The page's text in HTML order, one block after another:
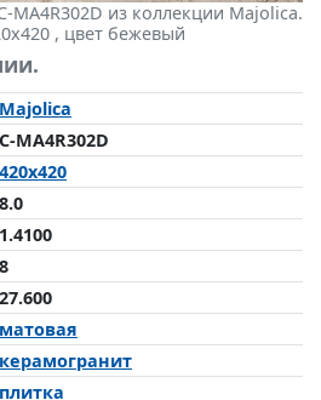
MA4R302D из коллекции Majolica.
, цвет бежевый
Majolica
C-MA4R302D
420x420
8.0
1.4100
8
27.600
матовая
керамогранит
плитка